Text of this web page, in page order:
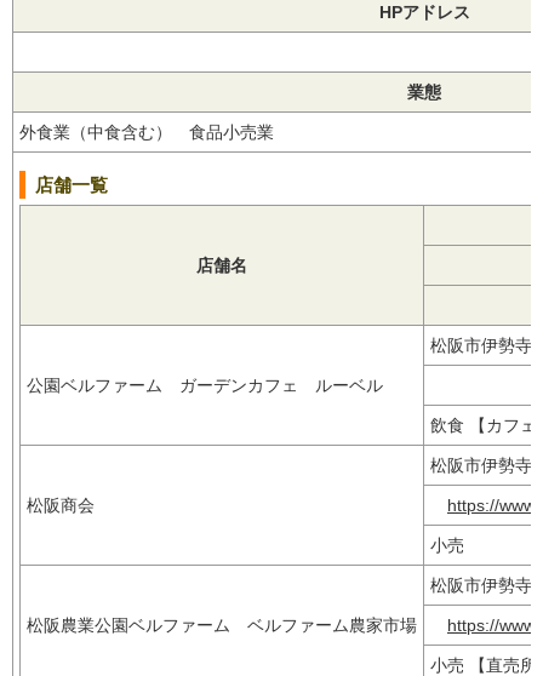
HPアドレス
業態
外食業（中食含む） 食品小売業
店舗一覧
店舗名
公園ベルファーム ガーデンカフェ ルーベル
松阪市伊勢
飲食 【カフ
松阪商会
松阪市伊勢
https://
小売
松阪農業公園ベルファーム ベルファーム農家市場
松阪市伊勢
https://
小売 【直売